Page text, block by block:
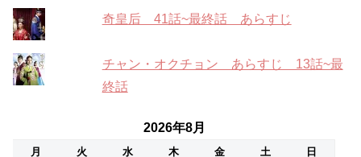
奇皇后 41話~最終話 あらすじ
チャン・オクチョン あらすじ 13話~最
終話
2026年8月
月 火 水 木 金 土
日